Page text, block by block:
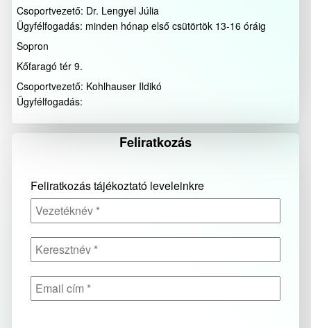
Csoportvezető: Dr. Lengyel Júlia
Ügyfélfogadás: minden hónap első csütörtök 13-16 óráig
Sopron
Kőfaragó tér 9.
Csoportvezető: Kohlhauser Ildikó
Ügyfélfogadás:
Feliratkozás
Feliratkozás tájékoztató leveleinkre